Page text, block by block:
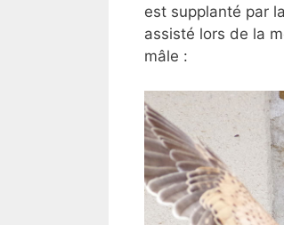
est supplanté par
assisté lors de la
mâle :